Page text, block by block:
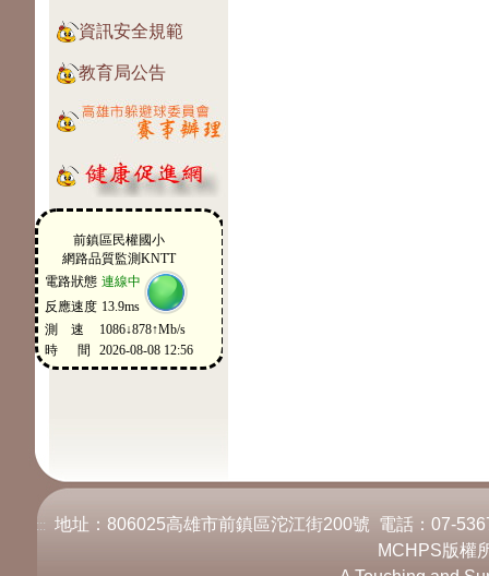
資訊安全規範
教育局公告
:::
地址：806025高雄市前鎮區沱江街200號 電話：07-
MCHPS版權